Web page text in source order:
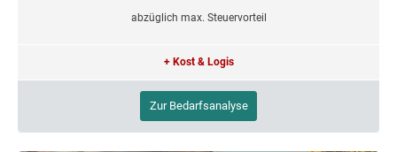
abzüglich max. Steuervorteil
+ Kost & Logis
Zur Bedarfsanalyse